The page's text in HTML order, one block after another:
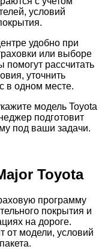
условий
удобно при
или выборе
рассчитать
уточнить
в одном месте.
модель Toyota
подготовит
под ваши задачи.
Toyota
программу
покрытия и
на дороге.
от модели, условий